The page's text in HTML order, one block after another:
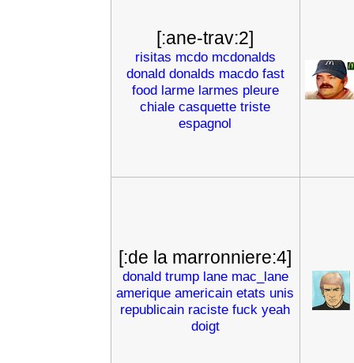
[:ane-trav:2]
risitas mcdo mcdonalds
donald donalds macdo fast
food larme larmes pleure
chiale casquette triste
espagnol
[:de la marronniere:4]
donald trump lane mac_lane
amerique americain etats unis
republicain raciste fuck yeah
doigt